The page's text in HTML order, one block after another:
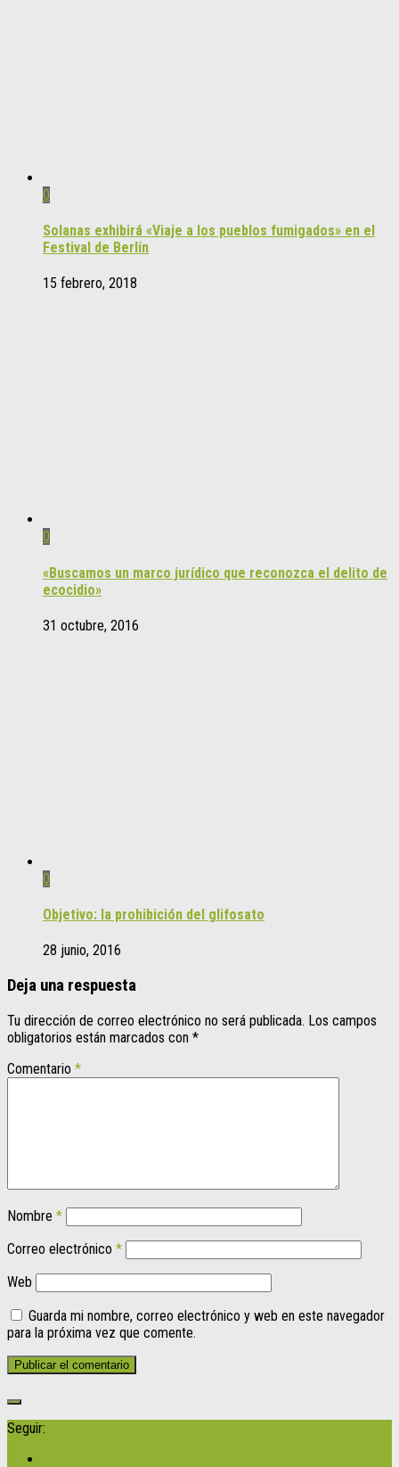
0
Solanas exhibirá «Viaje a los pueblos fumigados» en el
Festival de Berlín
15 febrero, 2018
0
«Buscamos un marco jurídico que reconozca el delito de
ecocidio»
31 octubre, 2016
0
Objetivo: la prohibición del glifosato
28 junio, 2016
Deja una respuesta
Tu dirección de correo electrónico no será publicada. Los campos
obligatorios están marcados con *
Comentario *
Nombre *
Correo electrónico *
Web
Guarda mi nombre, correo electrónico y web en este navegador
para la próxima vez que comente.
Seguir: